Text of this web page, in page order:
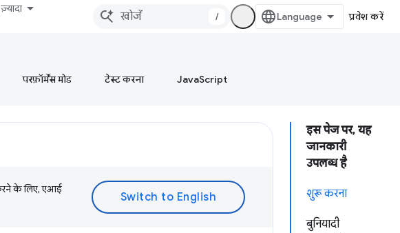
ज़्यादा
/ प्रवेश करें
परफ़ॉर्मेंस मोड टेस्ट करना JavaScript
इस पेज पर, यह
जानकारी
उपलब्ध है
शुरू करना
बुनियादी
के लिए, एआई